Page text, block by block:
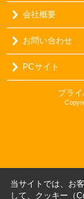
会社概要
お問い合わせ
PCサイト
プラ
当サイトでは、お
して、クッキー（